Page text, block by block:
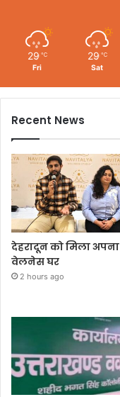
29 ℃
Fri
29 ℃
Sat
Recent News
देहरादून को मिला अपना
वेलनेस घर
2 hours ago